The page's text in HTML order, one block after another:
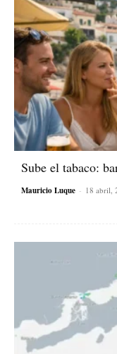
Sube el tabaco:
Mauricio Luque - 18 abril,